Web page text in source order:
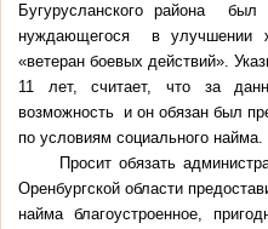
Бугурусланского района
нуждающегося в улучшении
«ветеран боевых действий».
11 лет, считает, что за
возможность и он обязан был
по условиям социального найма.
Просит обязать
Оренбургской области
найма благоустроенное,